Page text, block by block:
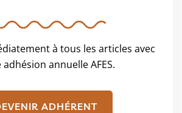
à tous les articles avec
annuelle AFES.
ADHÉRENT